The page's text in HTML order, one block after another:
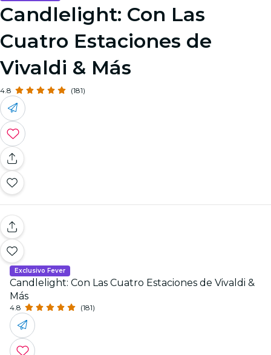
Candlelight: Con Las
Cuatro Estaciones de
Vivaldi & Más
4.8 (181)
Exclusivo Fever
Candlelight: Con Las Cuatro Estaciones de Vivaldi &
Más
4.8 (181)